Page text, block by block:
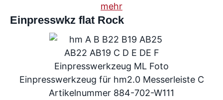
mehr
Einpresswkz flat Rock
Einpresswerkzeug für hm2.0 Messerleiste C
Artikelnummer 884-702-W111